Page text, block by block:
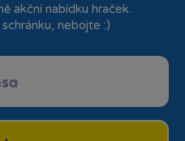
akční nabídku hraček.
nebojte :)